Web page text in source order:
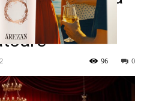
National a
0
96